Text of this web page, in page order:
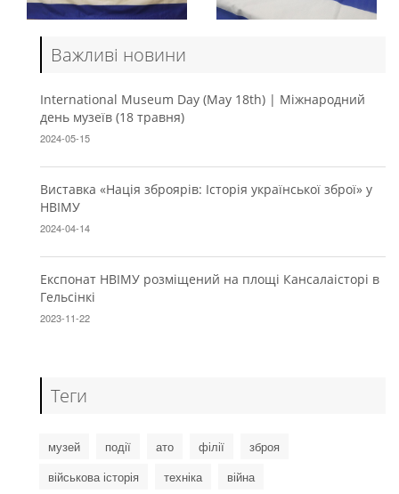
Важливі новини
International Museum Day (May 18th) | Міжнародний
день музеїв (18 травня)
2024-05-15
Виставка «Нація зброярів: Історія української зброї» у
НВІМУ
2024-04-14
Експонат НВІМУ розміщений на площі Кансалаісторі в
Гельсінкі
2023-11-22
Теги
музей події ато філії
зброя
військова історія
техніка
війна